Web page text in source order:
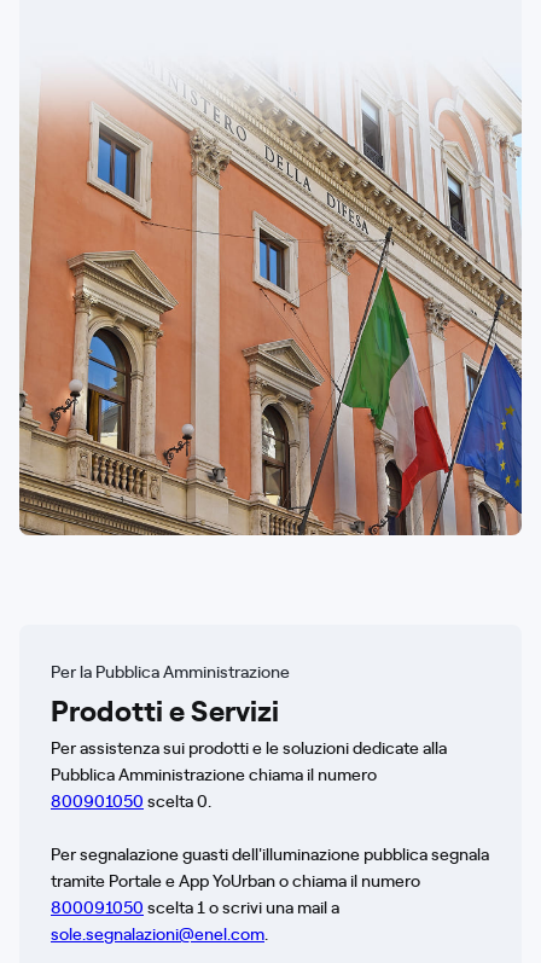
Per la Pubblica Amministrazione
Prodotti e Servizi
Per assistenza sui prodotti e le soluzioni dedicate alla
Pubblica Amministrazione chiama il numero
800901050 scelta 0.
Per segnalazione guasti dell'illuminazione pubblica segnala
tramite Portale e App YoUrban o chiama il numero
800091050 scelta 1 o scrivi una mail a
sole.segnalazioni@enel.com.